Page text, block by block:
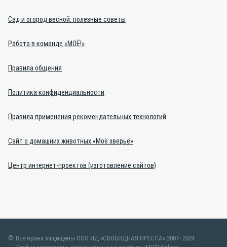
Сад и огород весной: полезные советы
Работа в команде «МОЁ!»
Правила общения
Политика конфиденциальности
Правила применения рекомендательных технологий
Сайт о домашних животных «Моё зверьё»
Центр интернет-проектов (изготовление сайтов)
Все права защищены ООО ИД «СВОБОДНАЯ ПРЕССА» 2007–2024.